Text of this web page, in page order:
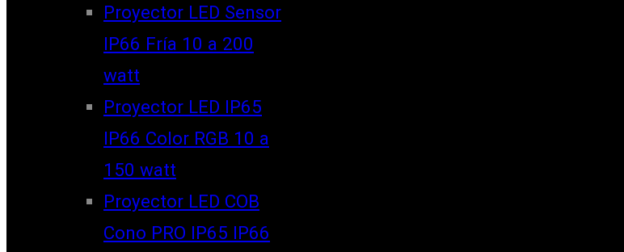
Proyector LED Sensor
IP66 Fría 10 a 200
watt
Proyector LED IP65
IP66 Color RGB 10 a
150 watt
Proyector LED COB
Cono PRO IP65 IP66